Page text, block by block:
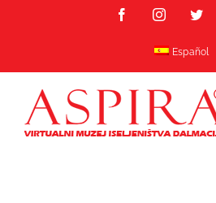
FacebookInstagram
Español